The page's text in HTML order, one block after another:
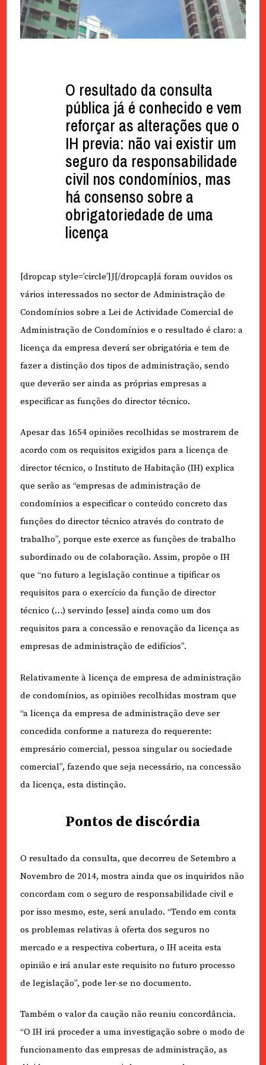
O resultado da consulta
pública já é conhecido e vem
reforçar as alterações que o
IH previa: não vai existir um
seguro da responsabilidade
civil nos condomínios, mas
há consenso sobre a
obrigatoriedade de uma
licença
[dropcap style=’circle’]J[/dropcap]á foram ouvidos os
vários interessados no sector de Administração de
Condomínios sobre a Lei de Actividade Comercial de
Administração de Condomínios e o resultado é claro: a
licença da empresa deverá ser obrigatória e tem de
fazer a distinção dos tipos de administração, sendo
que deverão ser ainda as próprias empresas a
especificar as funções do director técnico.
Apesar das 1654 opiniões recolhidas se mostrarem de
acordo com os requisitos exigidos para a licença de
director técnico, o Instituto de Habitação (IH) explica
que serão as “empresas de administração de
condomínios a especificar o conteúdo concreto das
funções do director técnico através do contrato de
trabalho”, porque este exerce as funções de trabalho
subordinado ou de colaboração. Assim, propõe o IH
que “no futuro a legislação continue a tipificar os
requisitos para o exercício da função de director
técnico (…) servindo [esse] ainda como um dos
requisitos para a concessão e renovação da licença as
empresas de administração de edifícios”.
Relativamente à licença de empresa de administração
de condomínios, as opiniões recolhidas mostram que
“a licença da empresa de administração deve ser
concedida conforme a natureza do requerente:
empresário comercial, pessoa singular ou sociedade
comercial”, fazendo que seja necessário, na concessão
da licença, esta distinção.
Pontos de discórdia
O resultado da consulta, que decorreu de Setembro a
Novembro de 2014, mostra ainda que os inquiridos não
concordam com o seguro de responsabilidade civil e
por isso mesmo, este, será anulado. “Tendo em conta
os problemas relativas à oferta dos seguros no
mercado e a respectiva cobertura, o IH aceita esta
opinião e irá anular este requisito no futuro processo
de legislação”, pode ler-se no documento.
Também o valor da caução não reuniu concordância.
“O IH irá proceder a uma investigação sobre o modo de
funcionamento das empresas de administração, as